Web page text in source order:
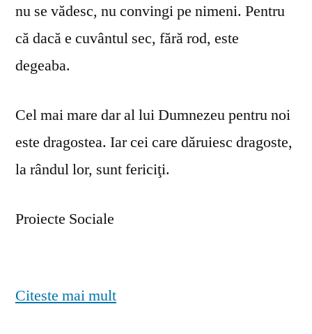
nu se vă­desc, nu convingi pe nimeni. Pentru
că dacă e cuvântul sec, fără rod, este
degeaba.
Cel mai mare dar al lui Dumnezeu pentru noi
este dragostea. Iar cei care dăruiesc dragoste,
la rândul lor, sunt fericiţi.
Proiecte Sociale
Citeste mai mult